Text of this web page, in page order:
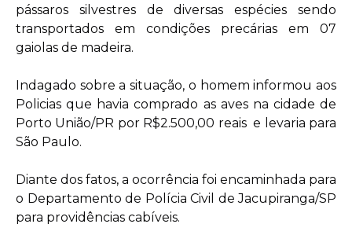
pássaros silvestres de diversas espécies sendo
transportados em condições precárias em 07
gaiolas de madeira.
Indagado sobre a situação, o homem informou aos
Policias que havia comprado as aves na cidade de
Porto União/PR por R$2.500,00 reais e levaria para
São Paulo.
Diante dos fatos, a ocorrência foi encaminhada para
o Departamento de Polícia Civil de Jacupiranga/SP
para providências cabíveis.